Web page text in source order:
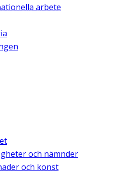
arbete
och nämnder
och konst